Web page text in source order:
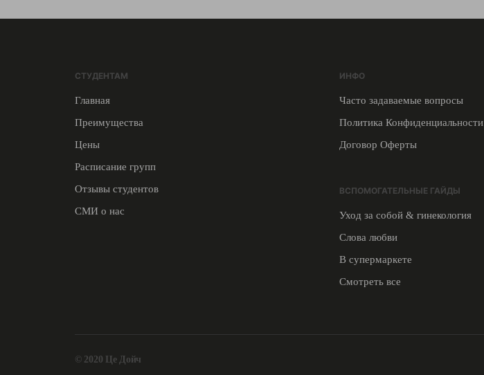
СТУДЕНТАМ
Главная
Преимущества
Цены
Расписание групп
Отзывы студентов
СМИ о нас
ИНФО
Часто задаваемые вопросы
Политика Конфиденциальности
Договор Оферты
ВСПОМОГАТЕЛЬНЫЕ ГАЙДЫ
Уход за собой & гинекология
Слова любви
В супермаркете
Смотреть все
© 2020 Це Дойч